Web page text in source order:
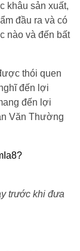
khâu sản xuất,
đầu ra và có
nào và đến bất
thói quen
đến lợi
đến lợi
Văn Thường
trước khi đưa